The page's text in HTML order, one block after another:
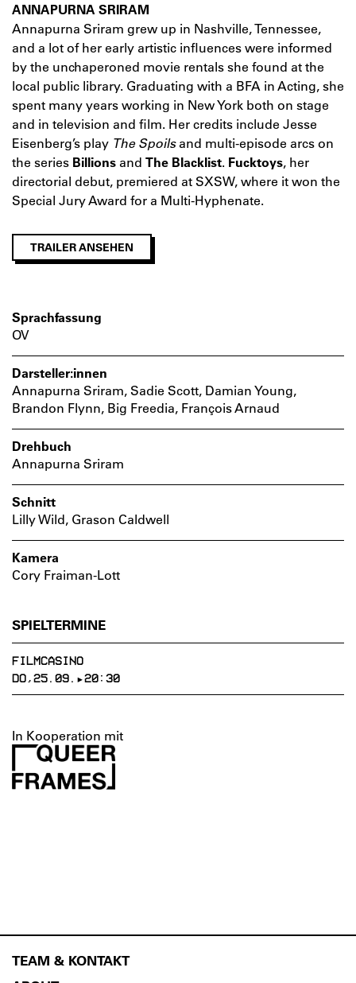
ANNAPURNA SRIRAM
Annapurna Sriram grew up in Nashville, Tennessee,
and a lot of her early artistic influences were informed
by the unchaperoned movie rentals she found at the
local public library. Graduating with a BFA in Acting, she
spent many years working in New York both on stage
and in television and film. Her credits include Jesse
Eisenberg’s play The Spoilsand multi-episode arcs on
the series Billions and The Blacklist. Fucktoys, her
directorial debut, premiered at SXSW, where it won the
Special Jury Award for a Multi-Hyphenate.
TRAILER ANSEHEN
Sprachfassung
OV
Darsteller:innen
Annapurna Sriram, Sadie Scott, Damian Young,
Brandon Flynn, Big Freedia, François Arnaud
Drehbuch
Annapurna Sriram
Schnitt
Lilly Wild, Grason Caldwell
Kamera
Cory Fraiman-Lott
SPIELTERMINE
FILMCASINO
DO,25.09.▸20:30
In Kooperation mit
TEAM & KONTAKT